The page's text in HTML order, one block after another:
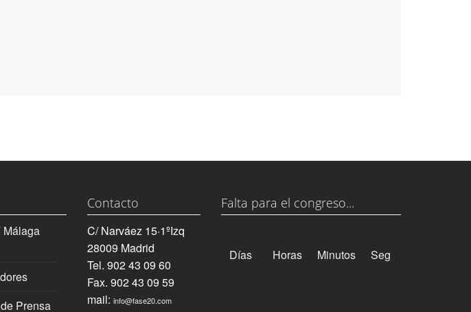
Prensa
Contacto
C/ Narváez 15·1ºIzq
28009 Madrid
Tel. 902 43 09 60
Fax. 902 43 09 59
mail: info@fase20.com
Falta para el congreso...
Días Horas Minutos Seg